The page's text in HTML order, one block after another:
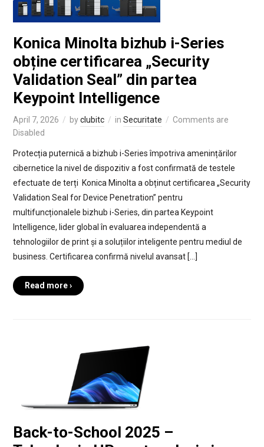
Konica Minolta bizhub i-Series
obține certificarea „Security
Validation Seal” din partea
Keypoint Intelligence
April 7, 2026 byclubitc in Securitate
Comments are
Disabled
Protecția puternică a bizhub i-Series împotriva amenințărilor
cibernetice la nivel de dispozitiv a fost confirmată de testele
efectuate de terți Konica Minolta a obținut certificarea „Security
Validation Seal for Device Penetration” pentru
multifuncționalele bizhub i-Series, din partea Keypoint
Intelligence, lider global în evaluarea independentă a
tehnologiilor de print și a soluțiilor inteligente pentru mediul de
business. Certificarea confirmă nivelul avansat […]
Read more ›
Back-to-School 2025 –